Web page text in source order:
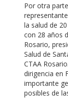
Por otra
la salud de
con 28 años
Rosario,
Salud de
CTAA
dirigencia en
importante
posibles de